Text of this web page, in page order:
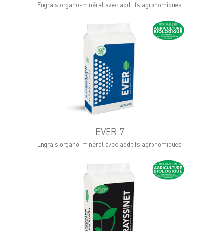
Engrais organo-minéral avec additifs agronomiques
EVER 7
Engrais organo-minéral avec additifs agronomiques